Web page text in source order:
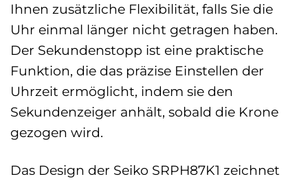
Ihnen zusätzliche Flexibilität, falls Sie die
Uhr einmal länger nicht getragen haben.
Der Sekundenstopp ist eine praktische
Funktion, die das präzise Einstellen der
Uhrzeit ermöglicht, indem sie den
Sekundenzeiger anhält, sobald die Krone
gezogen wird.
Das Design der Seiko SRPH87K1 zeichnet